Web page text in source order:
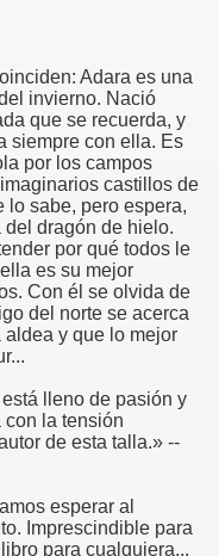
Adara es una
invierno. Nació
que se recuerda, y
siempre con ella. Es
por los campos
castillos de
lo sabe, pero espera,
dragón de hielo.
por qué todos le
es su mejor
Con él se olvida de
del norte se acerca
y que lo mejor
lleno de pasión y
con la tensión
de esta talla.» --
esperar al
Imprescindible para
para cualquiera...